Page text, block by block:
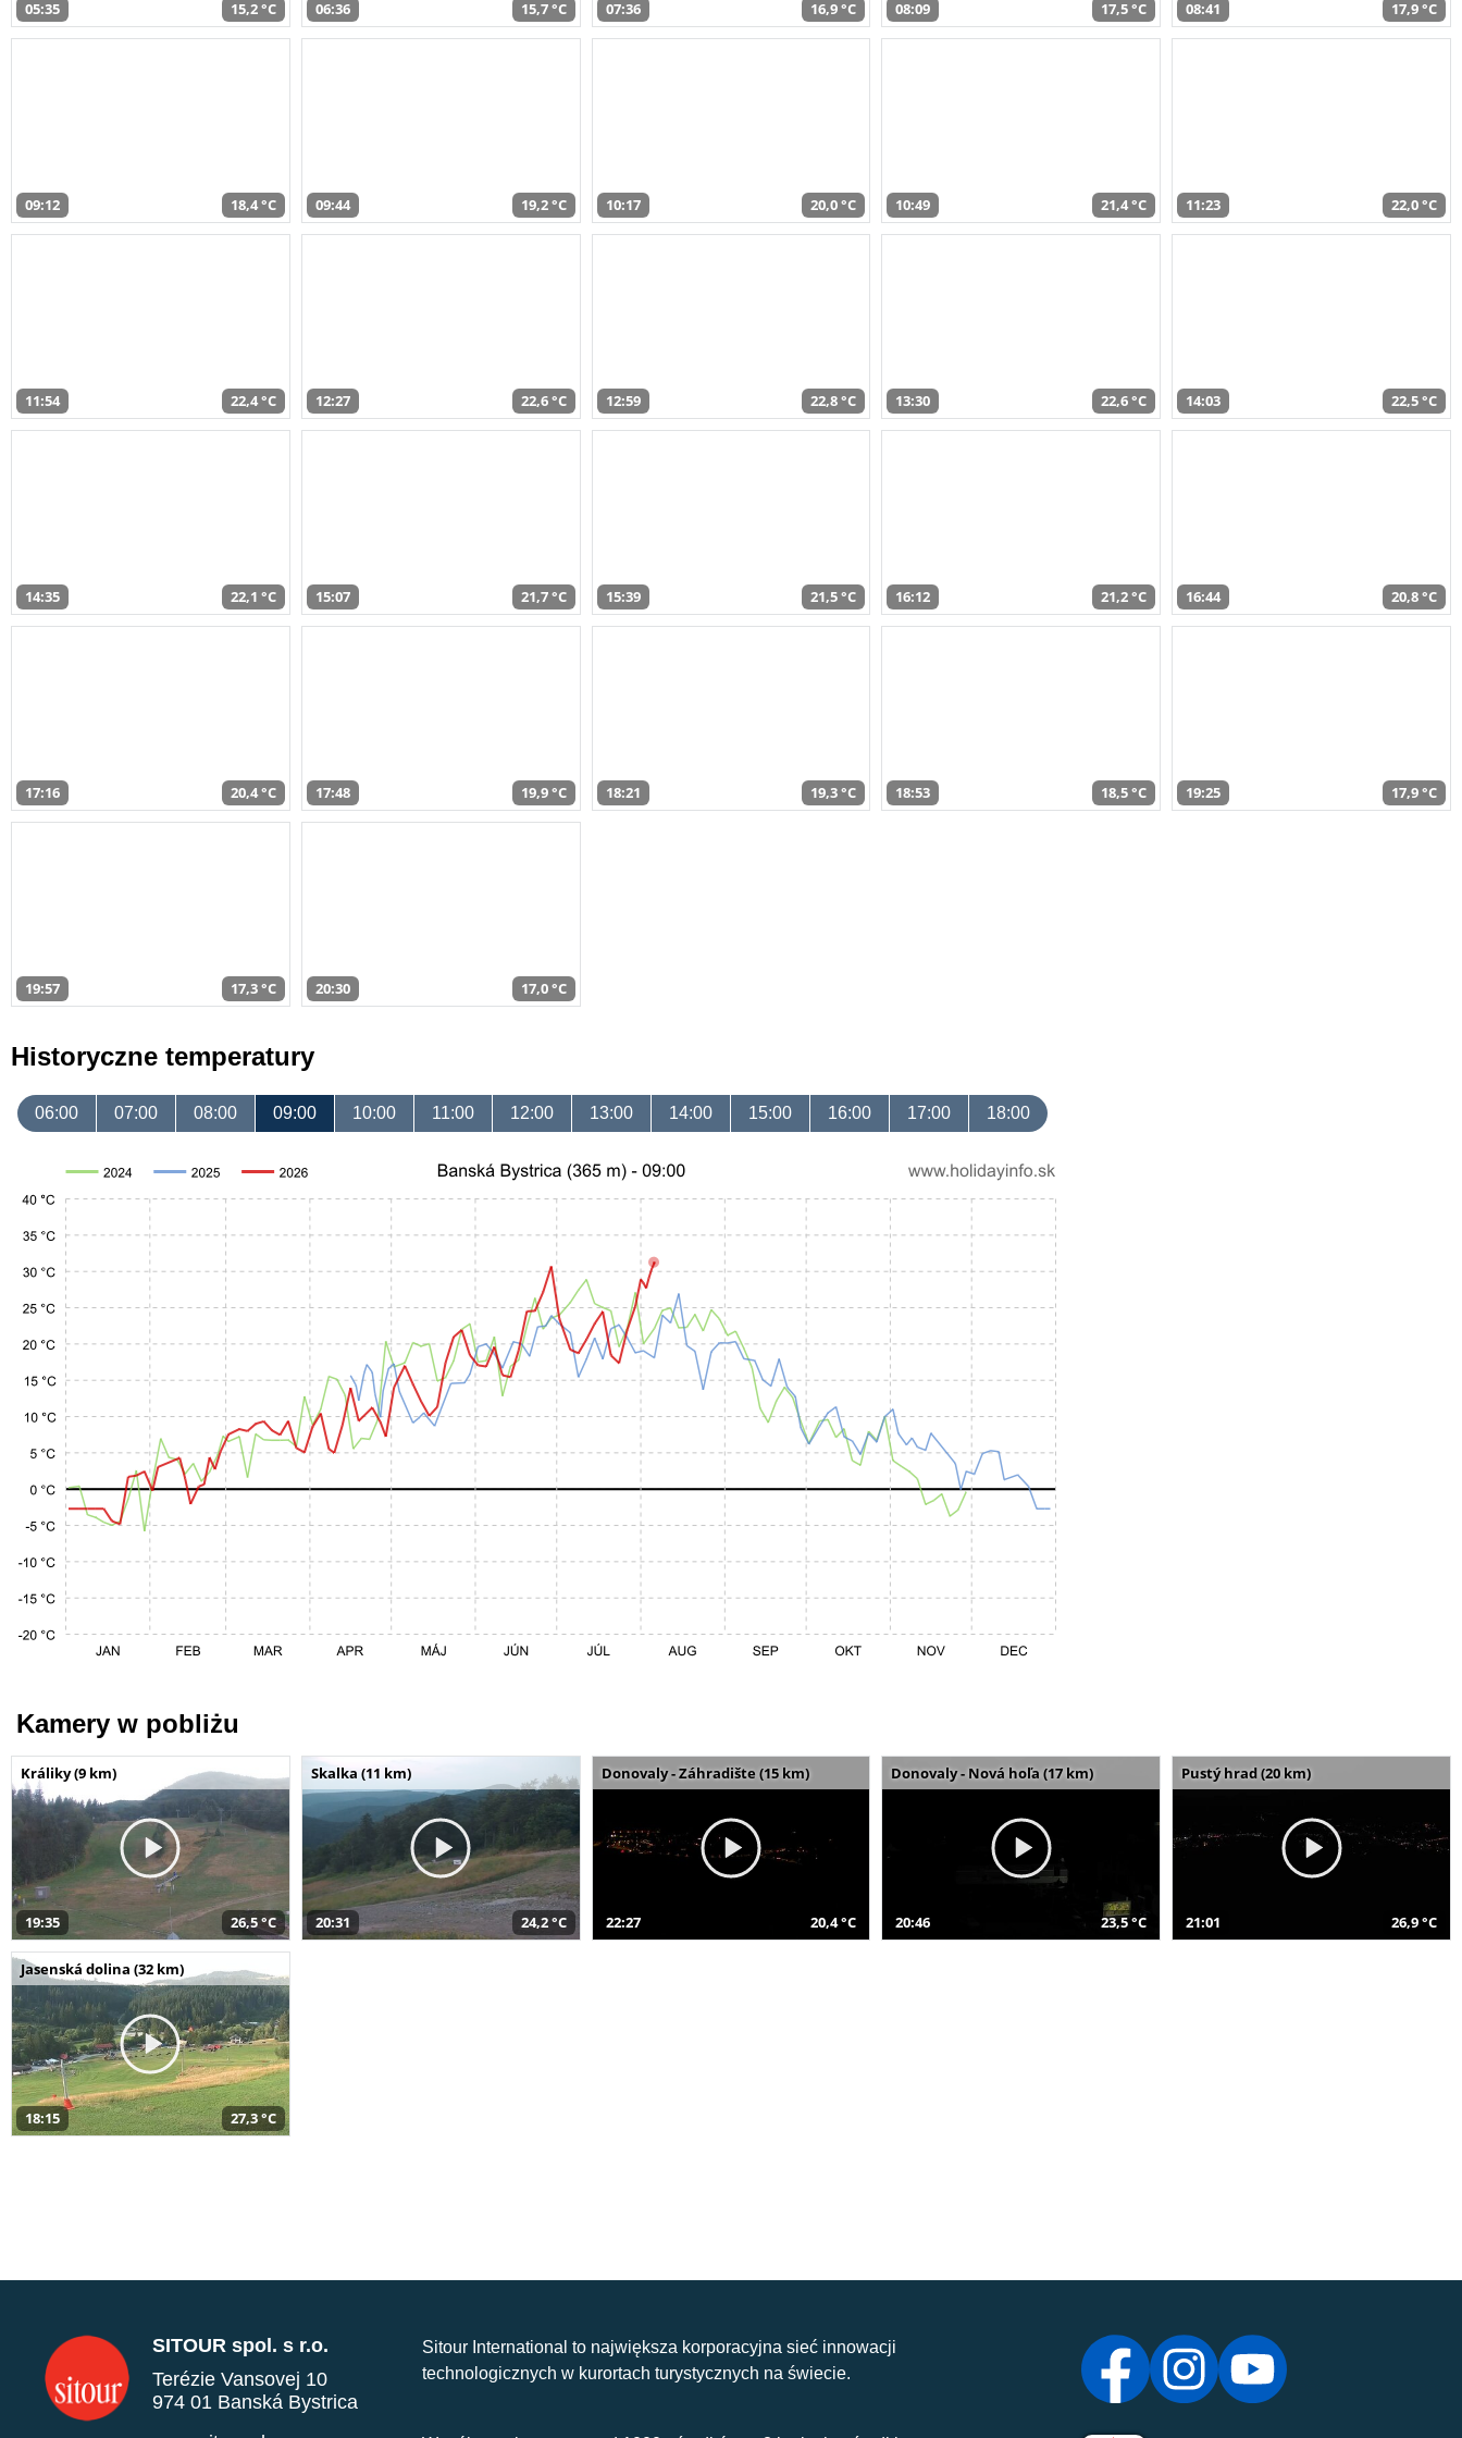
05:35 15,2 °C 06:36 15,7 °C 07:36 16,9 °C 08:09 17,5 °C 08:41 17,9 °C
09:12 18,4 °C 09:44 19,2 °C 10:17 20,0 °C 10:49 21,4 °C 11:23 22,0 °C
11:54 22,4 °C 12:27 22,6 °C 12:59 22,8 °C 13:30 22,6 °C 14:03 22,5 °C
14:35 22,1 °C 15:07 21,7 °C 15:39 21,5 °C 16:12 21,2 °C 16:44 20,8 °C
17:16 20,4 °C 17:48 19,9 °C 18:21 19,3 °C 18:53 18,5 °C 19:25 17,9 °C
19:57 17,3 °C 20:30 17,0 °C
Historyczne temperatury
06:00 07:00 08:00 09:00 10:00 11:00 12:00 13:00 14:00 15:00 16:00 17:00 18:00
Kamery w pobliżu
Králiky (9 km)
19:35 26,5 °C
Skalka (11 km)
20:31 24,2 °C
Donovaly - Záhradište (15 km)
22:27 20,4 °C
Donovaly - Nová hoľa (17 km)
20:46 23,5 °C
Pustý hrad (20 km)
21:01 26,9 °C
Jasenská dolina (32 km)
18:15 27,3 °C
SITOUR spol. s r.o.
Terézie Vansovej 10
974 01 Banská Bystrica
Sitour International to największa korporacyjna sieć innowacji
technologicznych w kurortach turystycznych na świecie.